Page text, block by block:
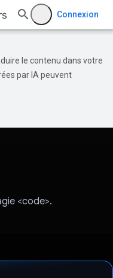
Connexion
le contenu dans votre
par IA peuvent
<code>.